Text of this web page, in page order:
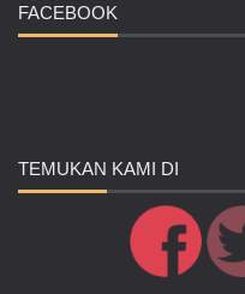
FACEBOOK
TEMUKAN KAMI DI